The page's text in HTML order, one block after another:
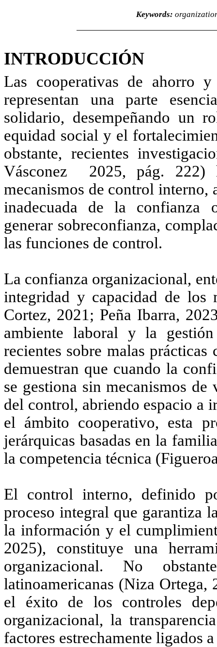
Keywords:
INTRODUCCIÓN
Las cooperativas de ahorro
representan una parte
solidario, desempeñando un
equidad social y el
obstante, recientes
Vásconez 2025, pág. 222)
mecanismos de control interno,
inadecuada de la confianza
generar sobreconfianza,
las funciones de control.
La confianza organizacional,
integridad y capacidad de
Cortez, 2021; Peña Ibarra,
ambiente laboral y la
recientes sobre malas prácticas
demuestran que cuando la
se gestiona sin mecanismos
del control, abriendo espacio a
el ámbito cooperativo, esta
jerárquicas basadas en la
la competencia técnica
El control interno, definido
proceso integral que garantiza
la información y el
2025), constituye una
organizacional. No
latinoamericanas (Niza Ortega,
el éxito de los controles
organizacional, la
factores estrechamente ligados